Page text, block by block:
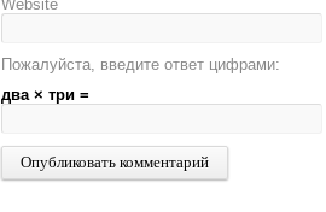
Website
Пожалуйста, введите ответ цифрами:
два × три =